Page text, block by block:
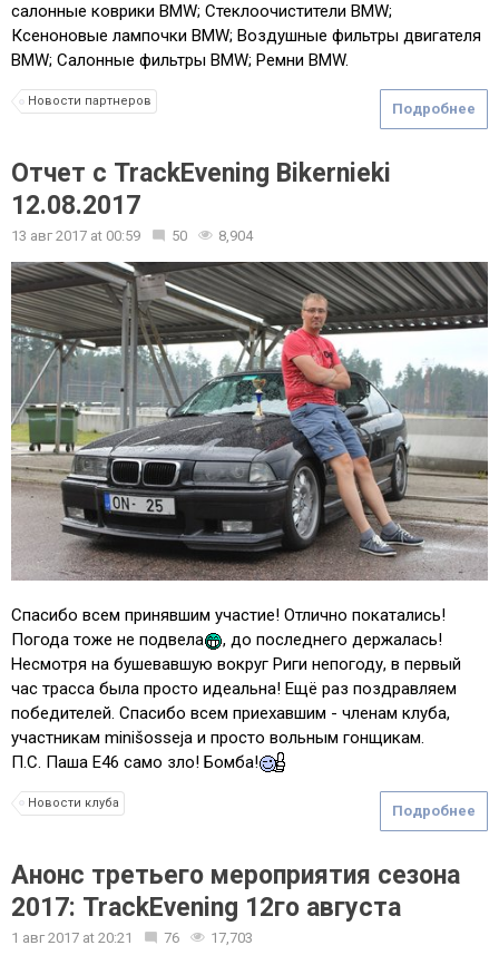
салонные коврики BMW; Стеклоочистители BMW;
Ксеноновые лампочки BMW; Воздушные фильтры двигателя
BMW; Салонные фильтры BMW; Ремни BMW.
Подробнее
Новости партнеров
Отчет с TrackEvening Bikernieki
12.08.2017
13 авг 2017 at 00:59 50 8,904
Спасибо всем принявшим участие! Отлично покатались!
Погода тоже не подвела
, до последнего держалась!
Несмотря на бушевавшую вокруг Риги непогоду, в первый
час трасса была просто идеальна! Ещё раз поздравляем
победителей. Спасибо всем приехавшим - членам клуба,
участникам minišosseja и просто вольным гонщикам.
П.С. Паша Е46 само зло! Бомба!
Подробнее
Новости клуба
Анонс третьего мероприятия сезона
2017: TrackEvening 12го августа
1 авг 2017 at 20:21 76 17,703